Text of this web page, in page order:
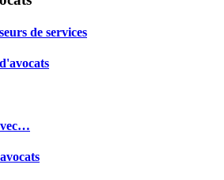
de services